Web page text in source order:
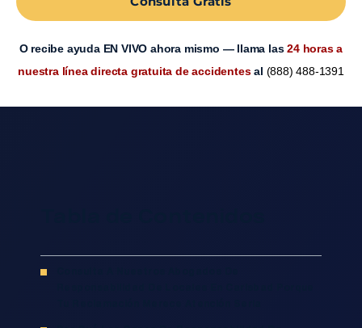
O recibe ayuda EN VIVO ahora mismo — llama las24 horas a
nuestra línea directa gratuita de accidentesal (888) 488-1391